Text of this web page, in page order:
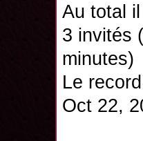
Au total
3 invités
minutes)
Le
Oct 22,